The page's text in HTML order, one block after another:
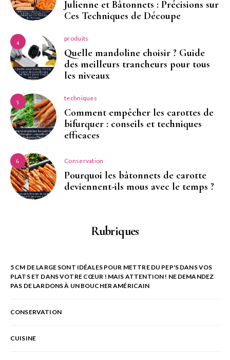
Julienne et Bâtonnets : Précisions sur
Ces Techniques de Découpe
4 produits
Quelle mandoline choisir ? Guide
des meilleurs trancheurs pour tous
les niveaux
5 techniques
Comment empêcher les carottes de
bifurquer : conseils et techniques
efficaces
6 Conservation
Pourquoi les bâtonnets de carotte
deviennent-ils mous avec le temps ?
Rubriques
5 CM DE LARGE SONT IDÉALES POUR METTRE DU PEP'S DANS VOS
PLATS ET DANS VOTRE CŒUR ! MAIS ATTENTION ! NE DEMANDEZ
PAS DE LARDONS À UN BOUCHER AMÉRICAIN
CONSERVATION
CUISINE